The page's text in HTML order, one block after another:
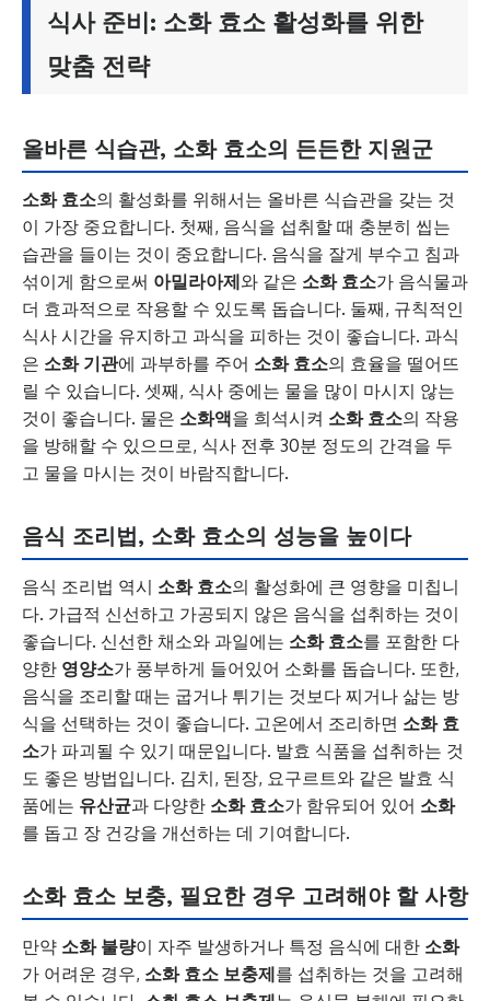
식사 준비: 소화 효소 활성화를 위한
맞춤 전략
올바른 식습관, 소화 효소의 든든한 지원군
소화 효소의 활성화를 위해서는 올바른 식습관을 갖는 것
이 가장 중요합니다. 첫째, 음식을 섭취할 때 충분히 씹는
습관을 들이는 것이 중요합니다. 음식을 잘게 부수고 침과
섞이게 함으로써 아밀라아제와 같은 소화 효소가 음식물과
더 효과적으로 작용할 수 있도록 돕습니다. 둘째, 규칙적인
식사 시간을 유지하고 과식을 피하는 것이 좋습니다. 과식
은 소화 기관에 과부하를 주어 소화 효소의 효율을 떨어뜨
릴 수 있습니다. 셋째, 식사 중에는 물을 많이 마시지 않는
것이 좋습니다. 물은 소화액을 희석시켜 소화 효소의 작용
을 방해할 수 있으므로, 식사 전후 30분 정도의 간격을 두
고 물을 마시는 것이 바람직합니다.
음식 조리법, 소화 효소의 성능을 높이다
음식 조리법 역시 소화 효소의 활성화에 큰 영향을 미칩니
다. 가급적 신선하고 가공되지 않은 음식을 섭취하는 것이
좋습니다. 신선한 채소와 과일에는 소화 효소를 포함한 다
양한 영양소가 풍부하게 들어있어 소화를 돕습니다. 또한,
음식을 조리할 때는 굽거나 튀기는 것보다 찌거나 삶는 방
식을 선택하는 것이 좋습니다. 고온에서 조리하면 소화 효
소가 파괴될 수 있기 때문입니다. 발효 식품을 섭취하는 것
도 좋은 방법입니다. 김치, 된장, 요구르트와 같은 발효 식
품에는 유산균과 다양한 소화 효소가 함유되어 있어 소화
를 돕고 장 건강을 개선하는 데 기여합니다.
소화 효소 보충, 필요한 경우 고려해야 할 사항
만약 소화 불량이 자주 발생하거나 특정 음식에 대한 소화
가 어려운 경우, 소화 효소 보충제를 섭취하는 것을 고려해